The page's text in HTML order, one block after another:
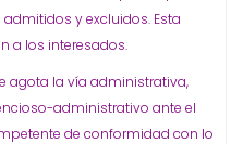
y excluidos. Esta
a los interesados.
agota la vía administrativa,
administrativo ante el
de conformidad con lo